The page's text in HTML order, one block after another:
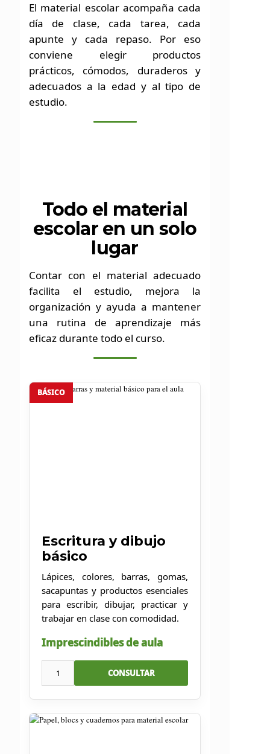
El material escolar acompaña cada
día de clase, cada tarea, cada
apunte y cada repaso. Por eso
conviene elegir productos
prácticos, cómodos, duraderos y
adecuados a la edad y al tipo de
estudio.
Todo el material
escolar en un solo
lugar
Contar con el material adecuado
facilita el estudio, mejora la
organización y ayuda a mantener
una rutina de aprendizaje más
eficaz durante todo el curso.
BÁSICO
Escritura y dibujo
básico
Lápices, colores, barras, gomas,
sacapuntas y productos esenciales
para escribir, dibujar, practicar y
trabajar en clase con comodidad.
Imprescindibles de aula
1 CONSULTAR